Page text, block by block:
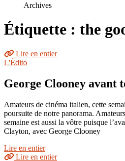
Archives
Étiquette : the
Lire en entier
L'Édito
George Clooney avant
Amateurs de cinéma italien, cette
poursuite de notre panorama.
semaine est aussi la vôtre puisque
Clayton, avec George Clooney
Lire en entier
Lire en entier